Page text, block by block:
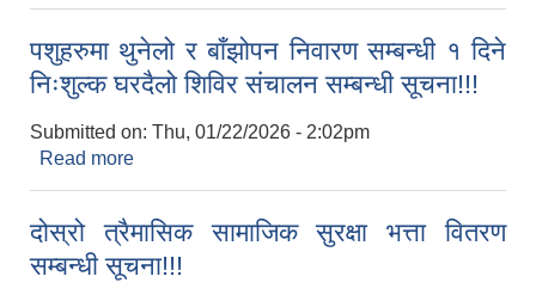
पशुहरुमा थुनेलो र बाँझोपन निवारण सम्बन्धी १ दिने
निःशुल्क घरदैलो शिविर संचालन सम्बन्धी सूचना!!!
Submitted on: Thu, 01/22/2026 - 2:02pm
Read more
दोस्रो त्रैमासिक सामाजिक सुरक्षा भत्ता वितरण
सम्बन्धी सूचना!!!